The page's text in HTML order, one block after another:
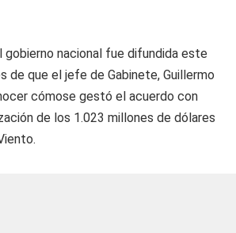
gobierno nacional fue difundida este
de que el jefe de Gabinete, Guillermo
cómose gestó el acuerdo con
de los 1.023 millones de dólares